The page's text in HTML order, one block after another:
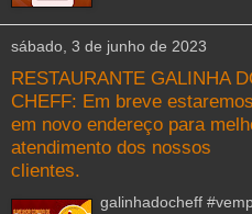
sábado, 3 de junho de 2023
RESTAURANTE GALINHA
CHEFF: Em breve estaremos
em novo endereço para
atendimento dos nossos
clientes.
galinhadocheff